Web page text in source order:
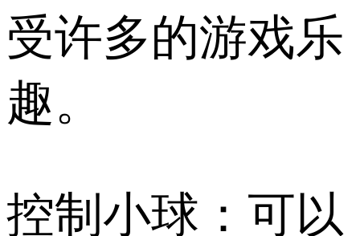
受许多的游戏乐
趣。
控制小球：可以